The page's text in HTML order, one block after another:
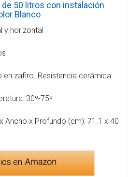
50 litros con instalación
Blanco
y horizontal
en zafiro. Resistencia cerámica
30º-75º
Ancho x Profundo (cm): 71.1 x 40
en